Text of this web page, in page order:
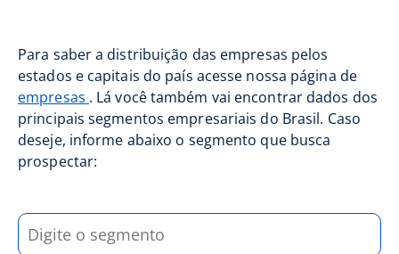
Para saber a distribuição das empresas pelos
estados e capitais do país acesse nossa página de
empresas . Lá você também vai encontrar dados dos
principais segmentos empresariais do Brasil. Caso
deseje, informe abaixo o segmento que busca
prospectar: